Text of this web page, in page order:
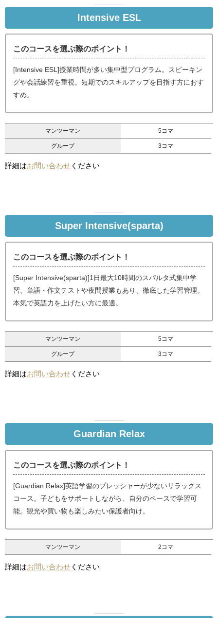
Intensive ESL
このコースを選ぶ際のポイント！
[Intensive ESL]授業時間が多い集中型プログラム。スピーキン
グや会話練習を重視。短期でのスキルアップを目指す方におす
すめ。
マンツーマン 5コマ
グループ 3コマ
詳細はお問い合わせ ください
Super Intensive(sparta)
このコースを選ぶ際のポイント！
[Super Intensive(sparta)]1日最大10時間のスパルタ式集中学
習。単語・作文テストや夜間授業もあり、徹底した学習管理。
本気で英語力を上げたい方に最適。
マンツーマン 5コマ
グループ 3コマ
詳細はお問い合わせ ください
Guardian Relax
このコースを選ぶ際のポイント！
[Guardian Relax]英語学習のプレッシャーが少ないリラックス
コース。子どもをサポートしながら、自分のペースで学習可
能。観光や買い物も楽しみたい保護者向け。
マンツーマン 2コマ
詳細はお問い合わせ ください